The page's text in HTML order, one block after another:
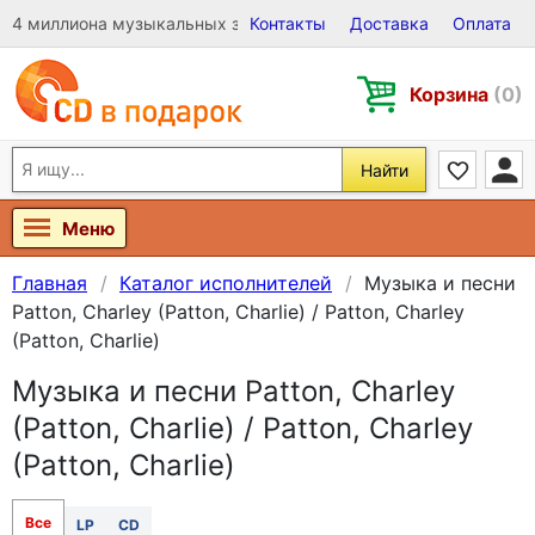
4 миллиона музыкальных записей на Виниле, CD и DVD
Контакты Доставка Оплата
Корзина (0)
Найти
Меню
Главная Каталог исполнителей
Музыка и песни
Patton, Charley (Patton, Charlie) / Patton, Charley
(Patton, Charlie)
Музыка и песни Patton, Charley
(Patton, Charlie) / Patton, Charley
(Patton, Charlie)
Все LP CD